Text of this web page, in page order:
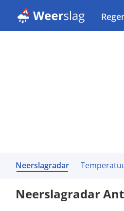
Neerslagradar
Neerslagradar